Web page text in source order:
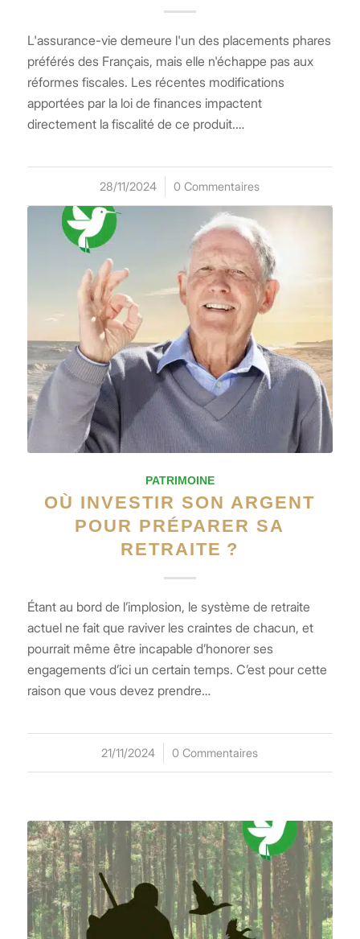
L'assurance-vie demeure l'un des placements phares
préférés des Français, mais elle n'échappe pas aux
réformes fiscales. Les récentes modifications
apportées par la loi de finances impactent
directement la fiscalité de ce produit.…
28/11/2024
/ 0 Commentaires
PATRIMOINE
OÙ INVESTIR SON ARGENT
POUR PRÉPARER SA
RETRAITE ?
Étant au bord de l’implosion, le système de retraite
actuel ne fait que raviver les craintes de chacun, et
pourrait même être incapable d’honorer ses
engagements d’ici un certain temps. C’est pour cette
raison que vous devez prendre…
21/11/2024
/ 0 Commentaires